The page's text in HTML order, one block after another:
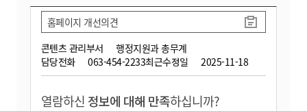
콘텐츠 관리부서
행정지원과 총무계
담당전화
063-454-2233최근수정일 2025-11-18
홈페이지 개선의견
열람하신 정보에 대해 만족하십니까?